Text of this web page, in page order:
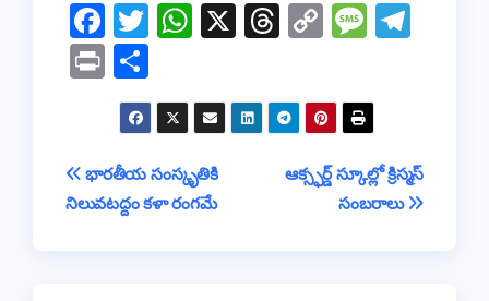
F
a
c
e
b
o
o
T
er
W
s
A
p
X
T
a
d
C
y
Li
n
M
a
g
e
a
m
Pr
in h
ar
e
Post
navigation
ఆక్స్ఫర్డ్ స్కూల్లో క్రిస్మస్
సంబరాలు
భారతీయ సంస్కృతికి
నిలువటద్దం కళా రంగమే